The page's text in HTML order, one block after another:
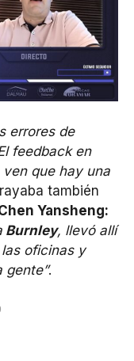
errores de
feedback en
que hay una
también
Yansheng:
Burnley, llevó allí
oficinas y
gente”.